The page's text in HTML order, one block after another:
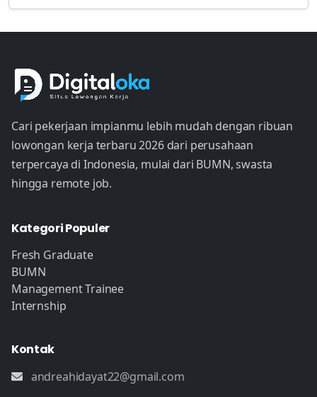
Cari pekerjaan impianmu lebih mudah dengan ribuan
lowongan kerja terbaru 2026 dari perusahaan
terpercaya di Indonesia, mulai dari BUMN, swasta
hingga remote job.
Kategori Populer
Fresh Graduate
BUMN
Management Trainee
Internship
Kontak
andreahidayat22@gmail.com